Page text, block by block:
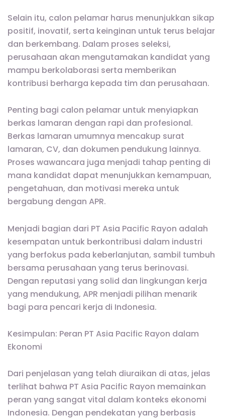
Selain itu, calon pelamar harus menunjukkan sikap
positif, inovatif, serta keinginan untuk terus belajar
dan berkembang. Dalam proses seleksi,
perusahaan akan mengutamakan kandidat yang
mampu berkolaborasi serta memberikan
kontribusi berharga kepada tim dan perusahaan.
Penting bagi calon pelamar untuk menyiapkan
berkas lamaran dengan rapi dan profesional.
Berkas lamaran umumnya mencakup surat
lamaran, CV, dan dokumen pendukung lainnya.
Proses wawancara juga menjadi tahap penting di
mana kandidat dapat menunjukkan kemampuan,
pengetahuan, dan motivasi mereka untuk
bergabung dengan APR.
Menjadi bagian dari PT Asia Pacific Rayon adalah
kesempatan untuk berkontribusi dalam industri
yang berfokus pada keberlanjutan, sambil tumbuh
bersama perusahaan yang terus berinovasi.
Dengan reputasi yang solid dan lingkungan kerja
yang mendukung, APR menjadi pilihan menarik
bagi para pencari kerja di Indonesia.
Kesimpulan: Peran PT Asia Pacific Rayon dalam
Ekonomi
Dari penjelasan yang telah diuraikan di atas, jelas
terlihat bahwa PT Asia Pacific Rayon memainkan
peran yang sangat vital dalam konteks ekonomi
Indonesia. Dengan pendekatan yang berbasis